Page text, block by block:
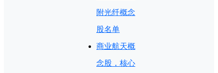
附光纤概念
股名单
商业航天概
念股，核心